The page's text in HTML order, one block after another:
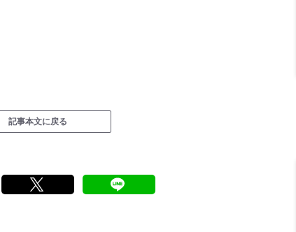
記事本文に戻る